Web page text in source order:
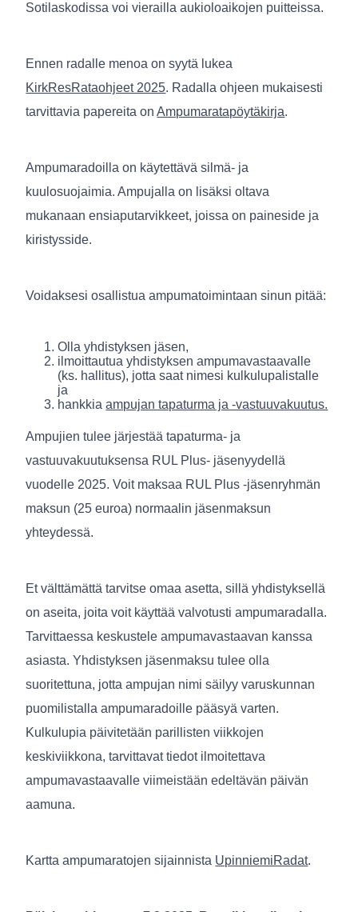
Sotilaskodissa voi vierailla aukioloaikojen puitteissa.
Ennen radalle menoa on syytä lukea
KirkResRataohjeet 2025. Radalla ohjeen mukaisesti
tarvittavia papereita onAmpumaratapöytäkirja.
Ampumaradoilla on käytettävä silmä- ja
kuulosuojaimia. Ampujalla on lisäksi oltava
mukanaan ensiaputarvikkeet, joissa on paineside ja
kiristysside.
Voidaksesi osallistua ampumatoimintaan sinun pitää:
Olla yhdistyksen jäsen,
ilmoittautua yhdistyksen ampumavastaavalle
(ks. hallitus), jotta saat nimesi kulkulupalistalle
ja
hankkiaampujan tapaturma ja -vastuuvakuutus.
Ampujien tulee järjestää tapaturma- ja
vastuuvakuutuksensa RUL Plus- jäsenyydellä
vuodelle 2025. Voit maksaa RUL Plus -jäsenryhmän
maksun (25 euroa) normaalin jäsenmaksun
yhteydessä.
Et välttämättä tarvitse omaa asetta, sillä yhdistyksellä
on aseita, joita voit käyttää valvotusti ampumaradalla.
Tarvittaessa keskustele ampumavastaavan kanssa
asiasta. Yhdistyksen jäsenmaksu tulee olla
suoritettuna, jotta ampujan nimi säilyy varuskunnan
puomilistalla ampumaradoille pääsyä varten.
Kulkulupia päivitetään parillisten viikkojen
keskiviikkona, tarvittavat tiedot ilmoitettava
ampumavastaavalle viimeistään edeltävän päivän
aamuna.
Kartta ampumaratojen sijainnista UpinniemiRadat.